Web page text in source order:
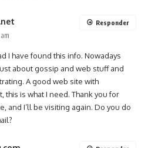
I have found this info. Nowadays
about gossip and web stuff and
A good web site with
this is what I need. Thank you for
and I’ll be visiting again. Do you do
Responder